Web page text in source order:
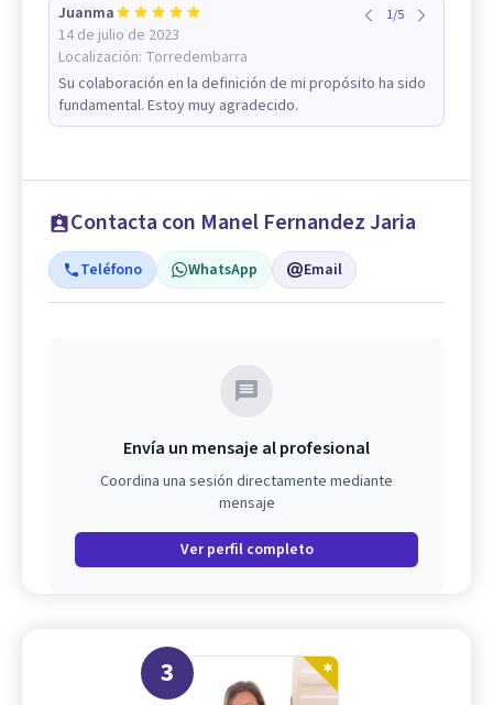
Juanma
14 de julio de 2023
Localización: Torredembarra
1/5
Su colaboración en la definición de mi propósito ha sido
fundamental. Estoy muy agradecido.
Contacta con Manel Fernandez Jaria
Teléfono WhatsApp Email
Envía un mensaje al profesional
Coordina una sesión directamente mediante
mensaje
Ver perfil completo
3